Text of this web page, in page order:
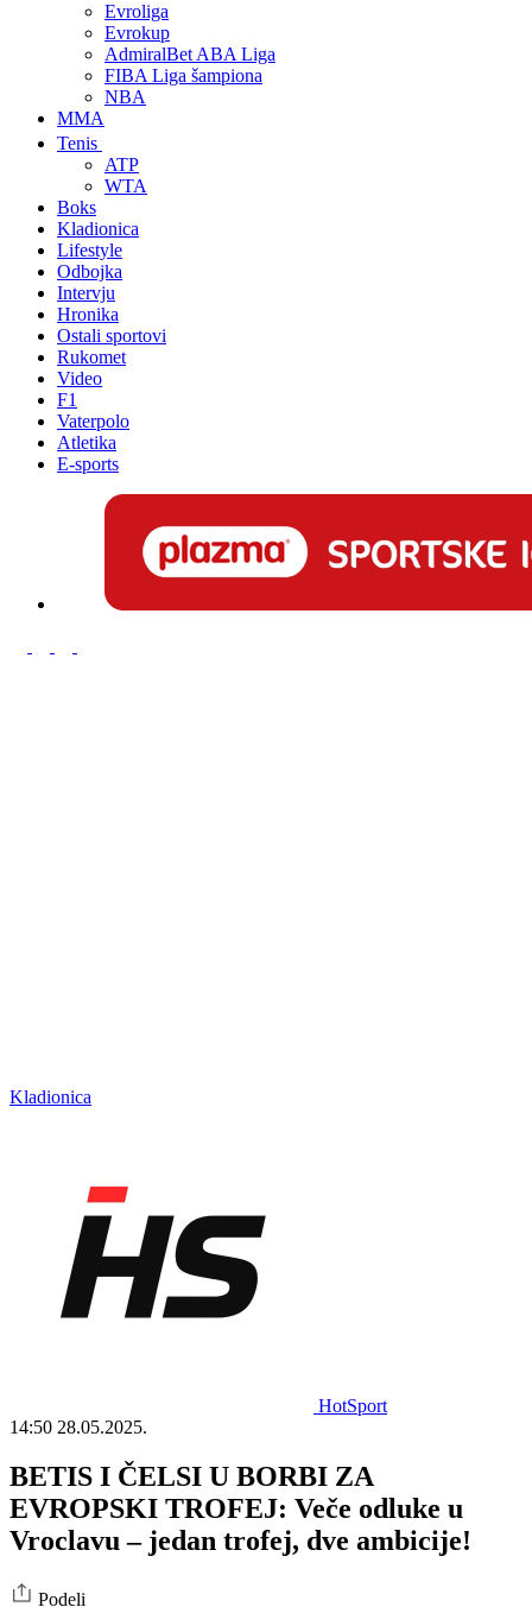
Evroliga
Evrokup
AdmiralBet ABA Liga
FIBA Liga šampiona
NBA
MMA
Tenis
ATP
WTA
Boks
Kladionica
Lifestyle
Odbojka
Intervju
Hronika
Ostali sportovi
Rukomet
Video
F1
Vaterpolo
Atletika
E-sports
Kladionica
HotSport
14:50 28.05.2025.
BETIS I ČELSI U BORBI ZA
EVROPSKI TROFEJ: Veče odluke u
Vroclavu – jedan trofej, dve ambicije!
Podeli